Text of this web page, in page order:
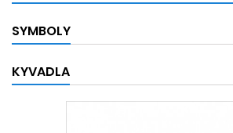
SYMBOLY
KYVADLA